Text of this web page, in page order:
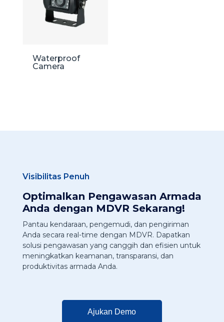
Waterproof
Camera
Visibilitas Penuh
Optimalkan Pengawasan Armada
Anda dengan MDVR Sekarang!
Pantau kendaraan, pengemudi, dan pengiriman
Anda secara real-time dengan MDVR. Dapatkan
solusi pengawasan yang canggih dan efisien untuk
meningkatkan keamanan, transparansi, dan
produktivitas armada Anda.
Ajukan Demo